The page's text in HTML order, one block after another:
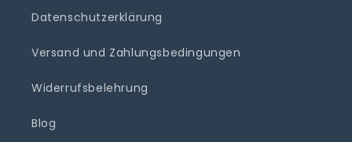
Datenschutzerklärung
Versand und Zahlungsbedingungen
Widerrufsbelehrung
Blog